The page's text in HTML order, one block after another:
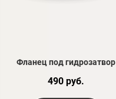
Фланец под гидрозатвор
490 руб.